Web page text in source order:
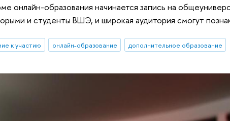
онлайн-образования начинается запись на
и студенты ВШЭ, и широкая аудитория смогут
к участию онлайн-образование дополнительное образование